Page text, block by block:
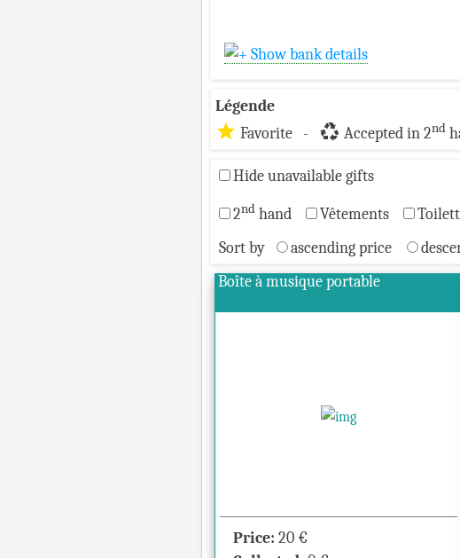
Show bank details
Légende
star Favorite - recycling Accepted in 2nd
Hide unavailable gifts
2nd hand Vêtements
Sort by
ascending price
Boîte à musique portable
Price: 20 €